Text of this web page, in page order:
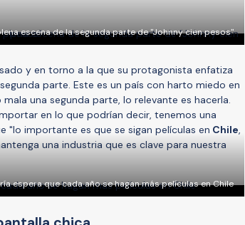
escena de la segunda parte de "Johnny cien pesos"
y en torno a la que su protagonista enfatiza
parte. Este es un país con harto miedo en
una segunda parte, lo relevante es hacerla.
en lo que podrían decir, tenemos una
"lo importante es que se sigan películas en Chile,
una industria que es clave para nuestra
espera que cada año se hagan más películas en Chile